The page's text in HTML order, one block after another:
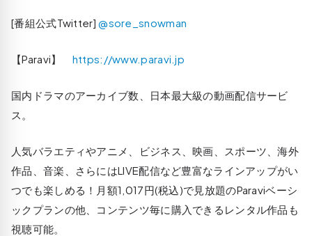
[番組公式Twitter]@sore_snowman
【Paravi】 https://www.paravi.jp
国内ドラマのアーカイブ数、日本最大級の動画配信サービ
ス。
人気バラエティやアニメ、ビジネス、映画、スポーツ、海外
作品、音楽、さらにはLIVE配信など豊富なラインアップがい
つでも楽しめる！月額1,017円(税込)で見放題のParaviベーシ
ックプランの他、コンテンツ毎に購入できるレンタル作品も
視聴可能。